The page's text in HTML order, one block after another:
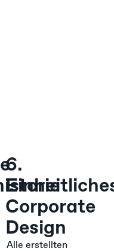
6.
Corporate
Design
Alle erstellten